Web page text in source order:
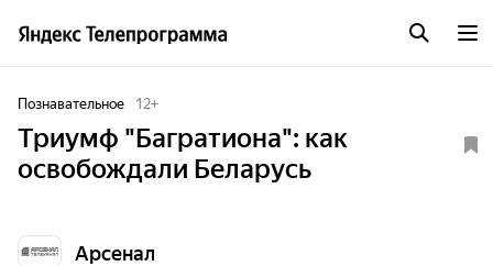
Познавательное 12+
Триумф "Багратиона": как
освобождали Беларусь
Арсенал